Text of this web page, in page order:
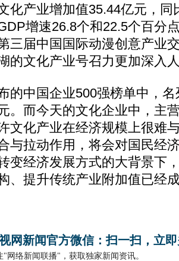
化产业增加值35.44亿元，同
增速26.8个和22.5个百分
三届中国国际动漫创意产业
的文化产业号召力更加深入
中国企业500强榜单中，名
。而今天的文化企业中，主
文化产业在经济规模上很难
与拉动作用，将会对国民经
变经济发展方式的大背景下
、提升传统产业附加值已经
网新闻官方微信：扫一扫，立
"网络新闻联播"，获取独家新闻资讯。